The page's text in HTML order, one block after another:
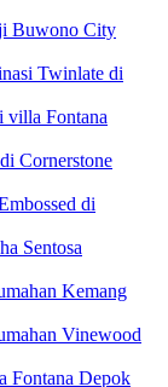
Buwono City
Twinlate di
villa Fontana
Cornerstone
di
Sentosa
Kemang
Vinewood
Fontana Depok